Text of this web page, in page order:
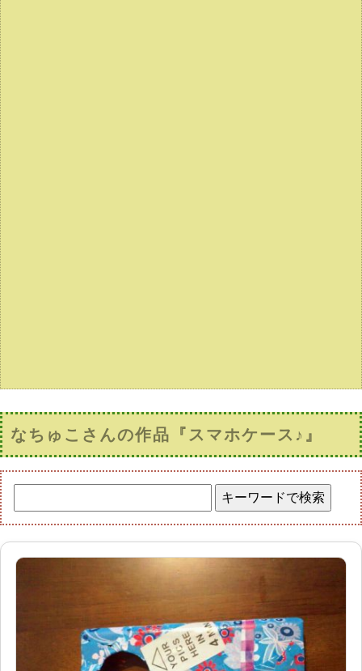
なちゅこさんの作品『スマホケース♪』